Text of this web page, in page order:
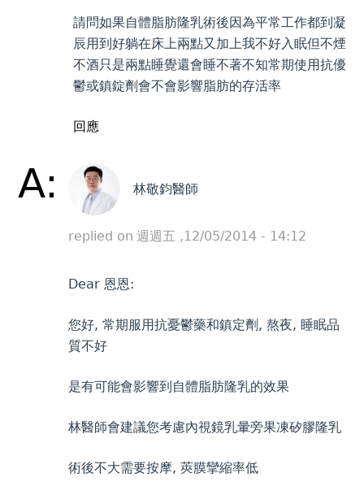
請問如果自體脂肪隆乳術後因為平常工作都到凝
辰用到好躺在床上兩點又加上我不好入眠但不煙
不酒只是兩點睡覺還會睡不著不知常期使用抗優
鬱或鎮錠劑會不會影響脂肪的存活率
回應
A: 林敬鈞醫師
replied on 週週五 ,12/05/2014 - 14:12
Dear 恩恩:
您好, 常期服用抗憂鬱藥和鎮定劑, 熬夜, 睡眠品
質不好
是有可能會影響到自體脂肪隆乳的效果
林醫師會建議您考慮內視鏡乳暈旁果凍矽膠隆乳
術後不大需要按摩, 莢膜攣縮率低